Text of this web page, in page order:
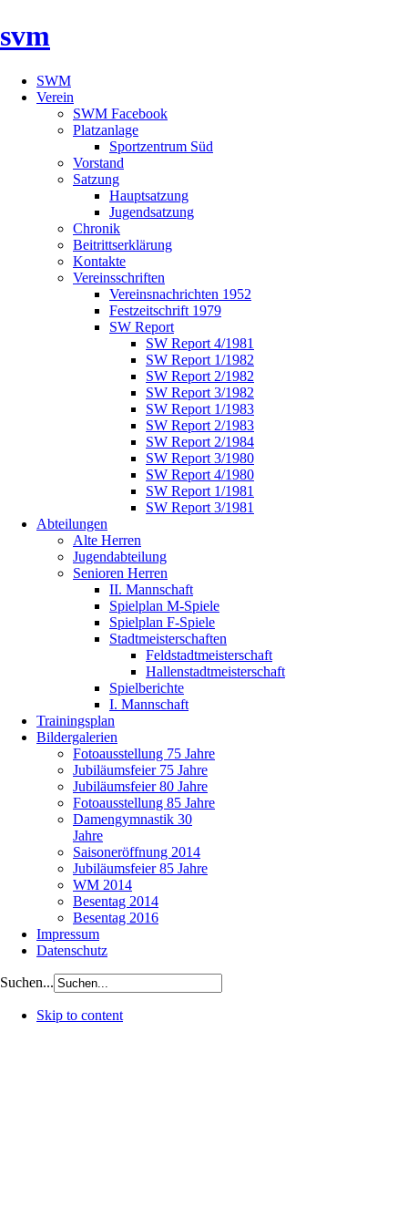
svm
SWM
Verein
SWM Facebook
Platzanlage
Sportzentrum Süd
Vorstand
Satzung
Hauptsatzung
Jugendsatzung
Chronik
Beitrittserklärung
Kontakte
Vereinsschriften
Vereinsnachrichten 1952
Festzeitschrift 1979
SW Report
SW Report 4/1981
SW Report 1/1982
SW Report 2/1982
SW Report 3/1982
SW Report 1/1983
SW Report 2/1983
SW Report 2/1984
SW Report 3/1980
SW Report 4/1980
SW Report 1/1981
SW Report 3/1981
Abteilungen
Alte Herren
Jugendabteilung
Senioren Herren
II. Mannschaft
Spielplan M-Spiele
Spielplan F-Spiele
Stadtmeisterschaften
Feldstadtmeisterschaft
Hallenstadtmeisterschaft
Spielberichte
I. Mannschaft
Trainingsplan
Bildergalerien
Fotoausstellung 75 Jahre
Jubiläumsfeier 75 Jahre
Jubiläumsfeier 80 Jahre
Fotoausstellung 85 Jahre
Damengymnastik 30
Jahre
Saisoneröffnung 2014
Jubiläumsfeier 85 Jahre
WM 2014
Besentag 2014
Besentag 2016
Impressum
Datenschutz
Suchen...
Skip to content